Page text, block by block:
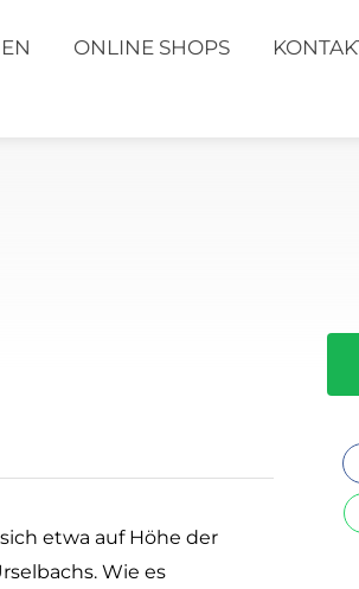
ONLINE SHOPS
etwa auf Höhe der
Wie es